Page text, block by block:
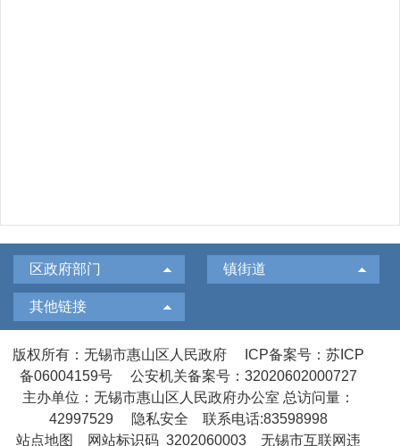
区政府部门 镇街道
其他链接
版权所有：无锡市惠山区人民政府
ICP备案号：苏ICP
备06004159号
公安机关备案号：32020602000727
主办单位：无锡市惠山区人民政府办公室 总访问量：
42997529
隐私安全
联系电话:83598998
站点地图
网站标识码 3202060003 无锡市互联网违